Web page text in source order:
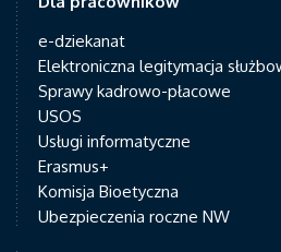
e-dziekanat
Elektroniczna legitymacja
Sprawy kadrowo-płacowe
USOS
Usługi informatyczne
Erasmus+
Komisja Bioetyczna
Ubezpieczenia roczne NW